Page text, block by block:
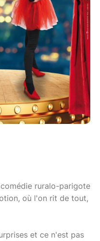
ruralo-parigote
où l'on rit de tout,
et ce n'est pas